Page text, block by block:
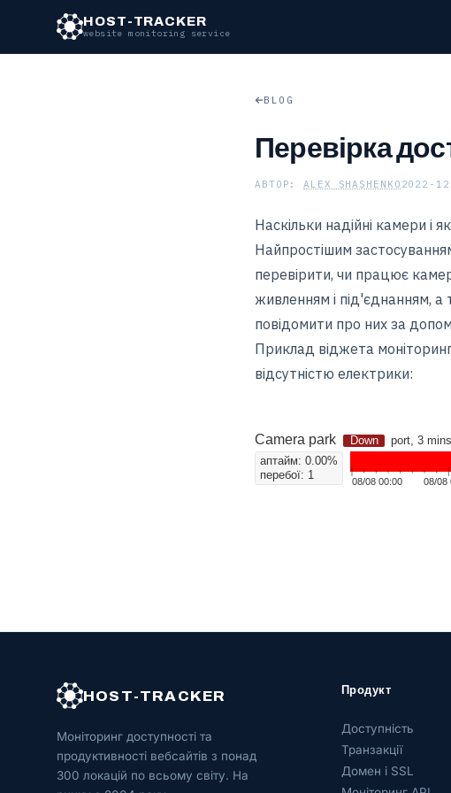
Перейти до основного вмісту
HOST-TRACKER
website monitoring service
BLOG
Перевірка
АВТОР:ALEX SHASHENKO 2022-
Наскільки надійні камери і
Найпростішим
перевірити, чи працює
живленням і під'єднанням,
повідомити про них за
Приклад віджета
відсутністю електрики:
HOST-TRACKER
Моніторинг доступності та
продуктивності вебсайтів з понад
300 локацій по всьому світу. На
Продукт
Доступність
Транзакції
Домен і SSL